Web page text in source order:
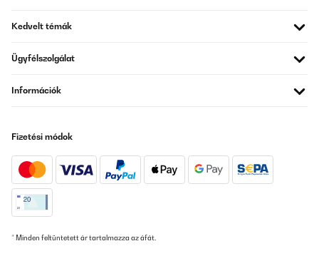
23/12/2025
Fordítsd le
Kedvelt témák
Ügyfélszolgálat
Információk
Fizetési módok
* Minden feltüntetett ár tartalmazza az áfát.